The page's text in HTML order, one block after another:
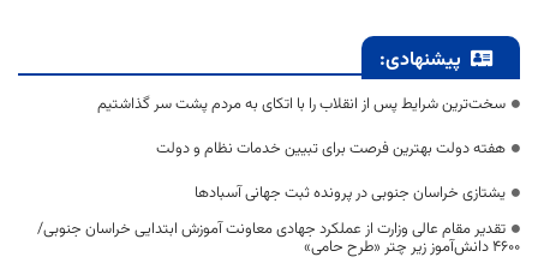
پیشنهادی:
سخت‌ترین شرایط پس از انقلاب را با اتکای به مردم پشت سر گذاشتیم
هفته دولت بهترین فرصت برای تبیین خدمات نظام و دولت
یشتازی خراسان جنوبی در پرونده ثبت جهانی آسبادها
تقدیر مقام عالی وزارت از عملکرد جهادی معاونت آموزش ابتدایی خراسان جنوبی/
۴۶۰۰ دانش‌آموز زیر چتر «طرح حامی»